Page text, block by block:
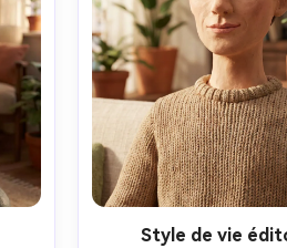
Style de vie